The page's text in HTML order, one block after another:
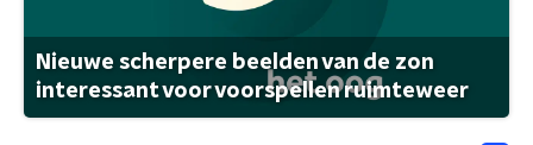
Nieuwe scherpere beelden van de zon
interessant voor voorspellen ruimteweer